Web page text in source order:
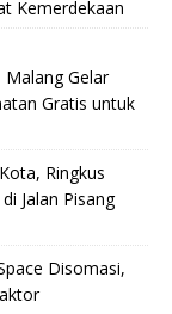
Kemerdekaan
Malang Gelar
Gratis untuk
Ringkus
Jalan Pisang
Disomasi,